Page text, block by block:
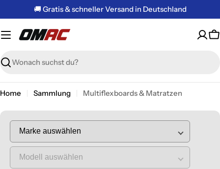
Inhalt
springen
🚚 Gratis & schneller Versand in Deutschland
Suchen
Home Sammlung Multiflexboards & Matratzen